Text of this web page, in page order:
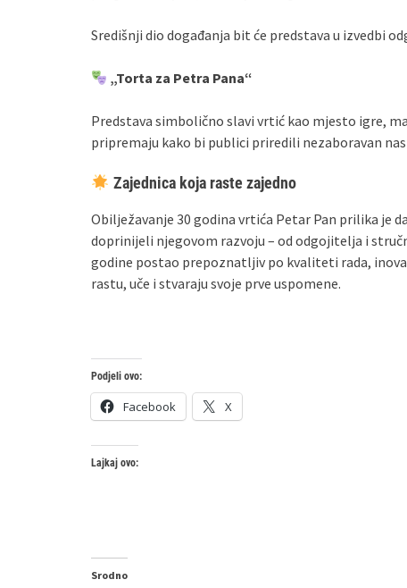
Središnji dio događanja bit će predstava u izvedbi
„Torta za Petra Pana“
Predstava simbolično slavi vrtić kao mjesto igre,
pripremaju kako bi publici priredili nezaboravan
Zajednica koja raste zajedno
Obilježavanje 30 godina vrtića Petar Pan prilika je
doprinijeli njegovom razvoju – od odgojitelja i
godine postao prepoznatljiv po kvaliteti rada,
rastu, uče i stvaraju svoje prve uspomene.
Podjeli ovo:
Facebook X
Lajkaj ovo:
Srodno